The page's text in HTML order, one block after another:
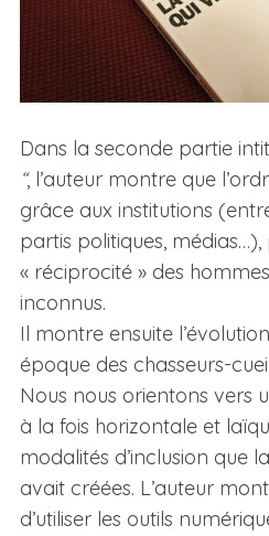
Dans la seconde partie
“, l’auteur montre que
grâce aux institutions
partis politiques,
« réciprocité » des
inconnus.
Il montre ensuite
époque des chasseurs-
Nous nous orientons vers
à la fois horizontale et
modalités d’inclusion que
avait créées. L’auteur
d’utiliser les outils